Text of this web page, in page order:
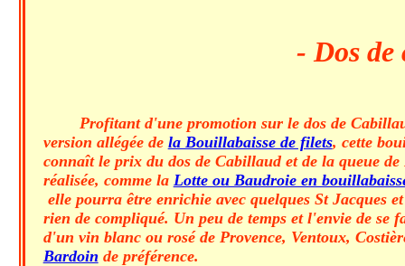
- Dos
Profitant d'une promotion sur le dos de
version allégée de la Bouillabaisse de filets, cette
connaît le prix du dos de Cabillaud et de la queue
réalisée, comme la Lotte ou Baudroie en
elle pourra être enrichie avec quelques St Jacques
rien de compliqué. Un peu de temps et l'envie de
d'un vin blanc ou rosé de Provence, Ventoux,
Bardoin de préférence.